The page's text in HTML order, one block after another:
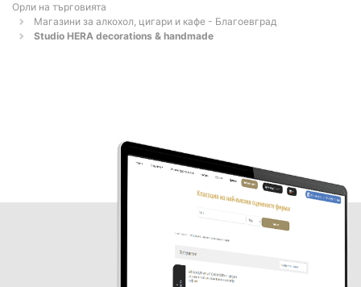
Орли на търговията
Магазини за алкохол, цигари и кафе - Благоевград
Studio HERA decorations & handmade